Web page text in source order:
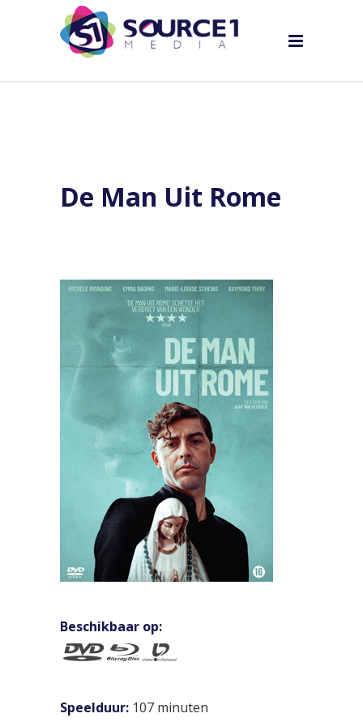
De Man Uit Rome
Beschikbaar op:
Speelduur: 107 minuten